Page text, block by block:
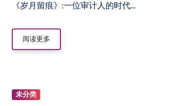
《岁月留痕》:一位审计人的时代…
阅读更多
未分类